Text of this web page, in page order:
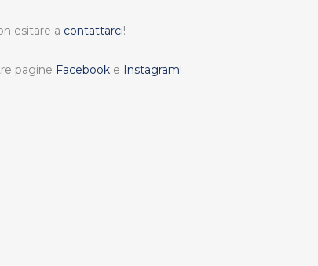
esitare a contattarci!
pagine Facebook e Instagram!